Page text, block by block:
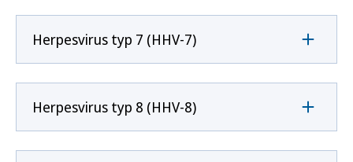
Herpesvirus typ 7 (HHV-7)
Herpesvirus typ 8 (HHV-8)